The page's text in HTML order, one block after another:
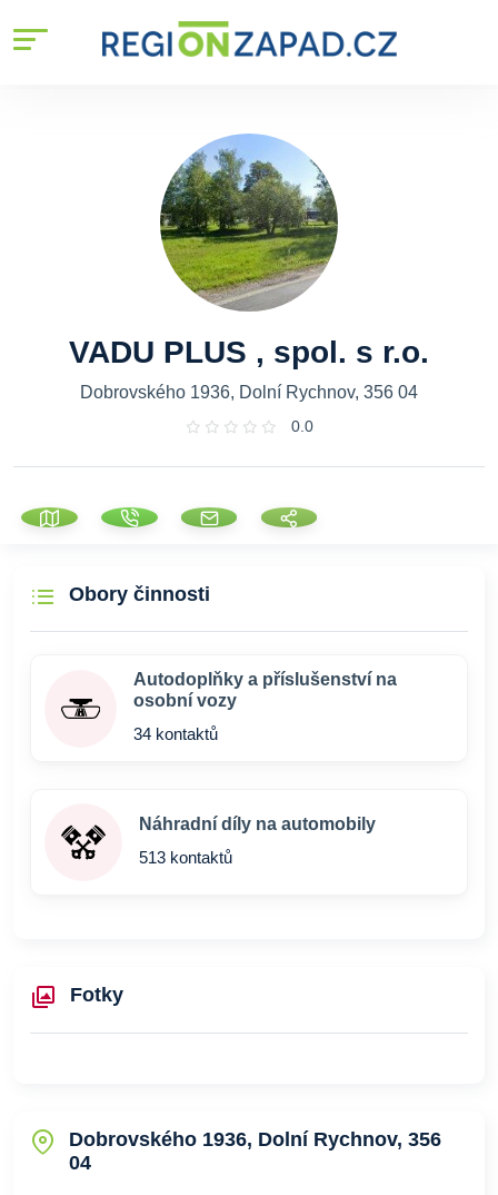
VADU PLUS , spol. s r.o.
Dobrovského 1936, Dolní Rychnov, 356 04
0.0
Obory činnosti
Autodoplňky a příslušenství na
osobní vozy
34 kontaktů
Náhradní díly na automobily
513 kontaktů
Fotky
Dobrovského 1936, Dolní Rychnov, 356
04